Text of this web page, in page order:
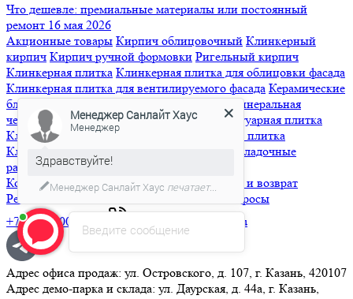
Что дешевле: премиальные материалы или постоянный
ремонт 16 мая 2026
Акционные товары Кирпич облицовочный Клинкерный
кирпич Кирпич ручной формовки Ригельный кирпич
Клинкерная плитка Клинкерная плитка для облицовки фасада
Клинкерная плитка для вентилируемого фасада Керамические
блоки Черепица Керамическая черепица Минеральная
черепица
Гибкая черепица Брусчатка и тротуарная плитка
Клинкерная брусчатка
Бетонная тротуарная плитка
Клинкерные ступени и напольная плитка
Кладочные
растворы
Контакты Порядок оплаты Доставка Обмен и возврат
Реквизиты компании
Часто задаваемые вопросы
+7 (843) 500-07-17
info@sunlight-house.ru
Адрес офиса продаж: ул. Островского, д. 107, г. Казань, 420107
Адрес демо-парка и склада: ул. Даурская, д. 44а, г. Казань,
Введите сообщение
Менеджер Санлайт Хаус
Менеджер
Здравствуйте!
Менеджер Санлайт Хаус печатает...